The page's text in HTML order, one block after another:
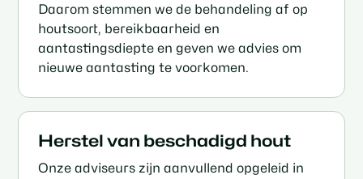
Daarom stemmen we de behandeling af op
houtsoort, bereikbaarheid en
aantastingsdiepte en geven we advies om
nieuwe aantasting te voorkomen.
Herstel van beschadigd hout
Onze adviseurs zijn aanvullend opgeleid in